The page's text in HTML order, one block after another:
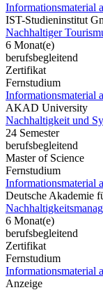
Informationsmaterial
IST-Studieninstitut
Nachhaltiger
6 Monat(e)
berufsbegleitend
Zertifikat
Fernstudium
Informationsmaterial
AKAD University
Nachhaltigkeit und
24 Semester
berufsbegleitend
Master of Science
Fernstudium
Informationsmaterial
Deutsche Akademie
6 Monat(e)
berufsbegleitend
Zertifikat
Fernstudium
Informationsmaterial
Anzeige